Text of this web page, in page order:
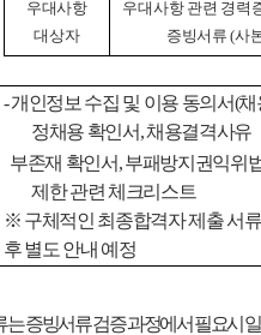
우대사항
대상자
우대사항 관련 경력
증빙서류(사
-개인정보 수집 및 이용 동의서(채
정채용 확인서,채용결격사유
부존재 확인서,부패방지권익위
제한 관련 체크리스트
※ 구체적인 최종합격자 제출 서
후 별도 안내 예정
증빙서류 검증 과정에서 필요시